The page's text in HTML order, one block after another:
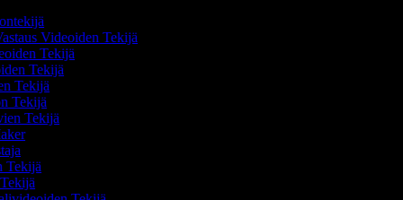
Videoiden Tekijä
Tekijä
Tekijä
Tekijä
Tekijä
Tekijä
Tekijä